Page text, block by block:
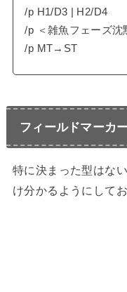
/p H1/D3 | H2/D4
/p ＜雑魚フェーズ沈
/p MT→ST
フィールドマーカ
特に決まった型はな
け分かるようにして